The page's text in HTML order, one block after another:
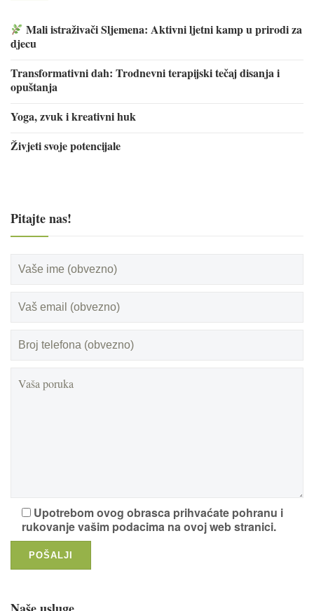
Mali istraživači Sljemena: Aktivni ljetni kamp u prirodi za
djecu
Transformativni dah: Trodnevni terapijski tečaj disanja i
opuštanja
Yoga, zvuk i kreativni huk
Živjeti svoje potencijale
Pitajte nas!
Upotrebom ovog obrasca prihvaćate pohranu i
rukovanje vašim podacima na ovoj web stranici.